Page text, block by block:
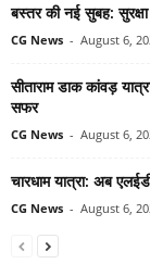
बस्तर की नई सुबह:
CG News - August 6,
सीताराम डाक कांवड़
सफर
CG News - August 6,
चारधाम यात्रा: अब
CG News - August 6,